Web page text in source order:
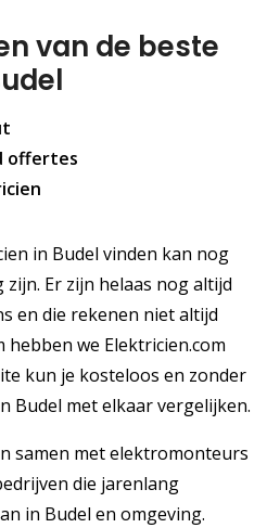
van de beste
offertes
in Budel vinden kan nog
Er zijn helaas nog altijd
en die rekenen niet altijd
we Elektricien.com
kun je kosteloos en zonder
Budel met elkaar vergelijken.
samen met elektromonteurs
die jarenlang
in Budel en omgeving.